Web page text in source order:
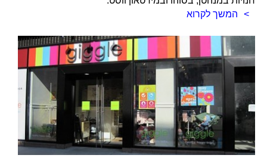
המשך לקרוא